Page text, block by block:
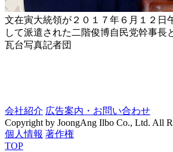
文在寅大統領が２０１７年６月１２日
して派遣された二階俊博自民党幹事
瓦台写真記者団
会社紹介 広告案内・お問い合わせ
Copyright by JoongAng Ilbo Co., Ltd. All
個人情報 著作権
TOP